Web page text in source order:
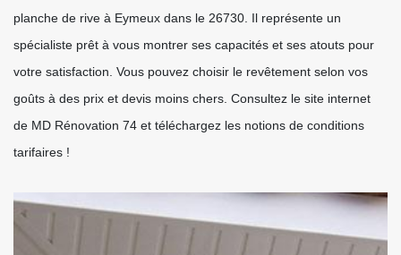
planche de rive à Eymeux dans le 26730. Il représente un
spécialiste prêt à vous montrer ses capacités et ses atouts pour
votre satisfaction. Vous pouvez choisir le revêtement selon vos
goûts à des prix et devis moins chers. Consultez le site internet
de MD Rénovation 74 et téléchargez les notions de conditions
tarifaires !